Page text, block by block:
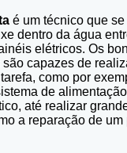
é um técnico que
dentro da água
elétricos. Os
capazes de
como por
de
até realizar
a reparação de um